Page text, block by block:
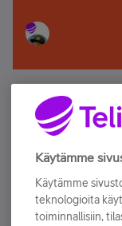
Älä jää
Tilaa Telian
sähköpostiisi.
Käytämme
Käytämme
teknologioita
toiminnallisiin,